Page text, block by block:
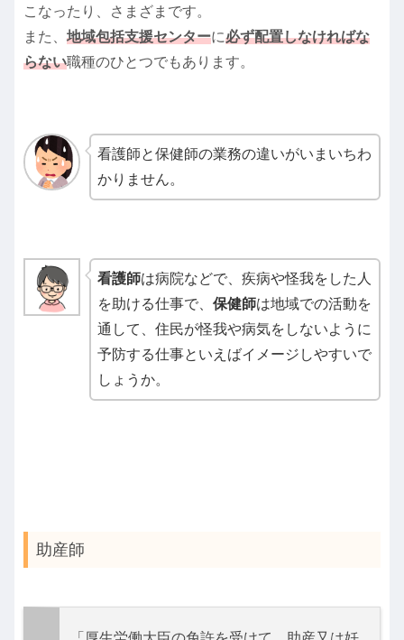
こなったり、さまざまです。
また、 地域包括支援センターに必ず配置しなければな
らない職種のひとつでもあります。
看護師と保健師の業務の違いがいまいちわ
かりません。
看護師は病院などで、疾病や怪我をした人
を助ける仕事で、保健師は地域での活動を
通して、住民が怪我や病気をしないように
予防する仕事といえばイメージしやすいで
しょうか。
助産師